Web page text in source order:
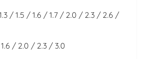
/ 1.5 / 1.6 / 1.7 / 2.0 / 2.3 / 2.6 /
1.6 / 2.0 / 2.3 / 3.0